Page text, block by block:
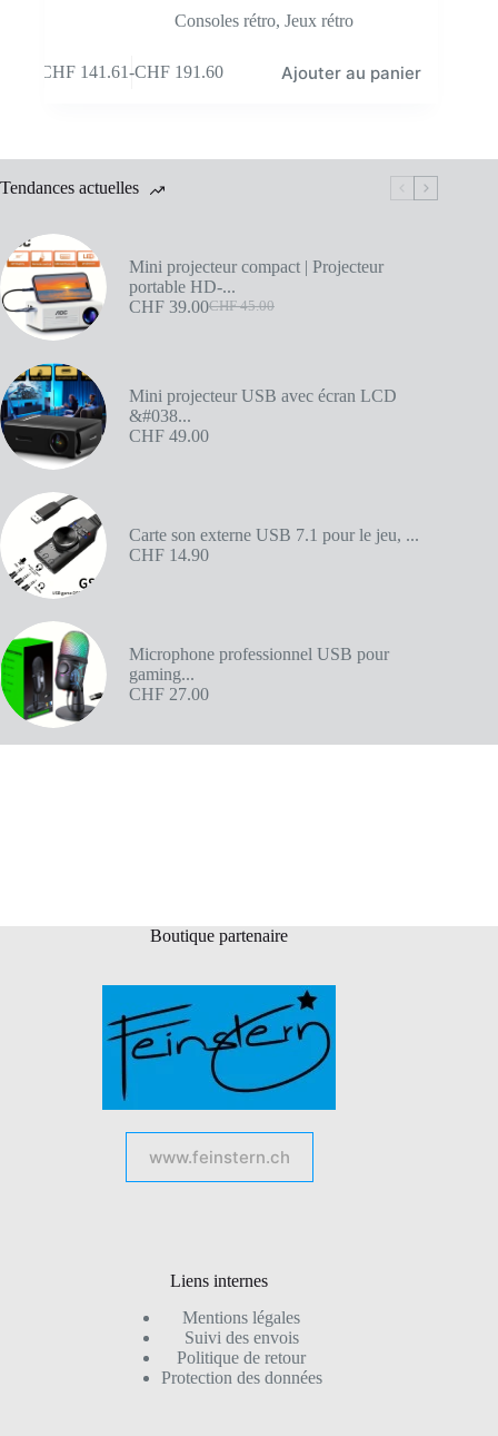
Consoles rétro, Jeux rétro
CHF 141.61-CHF 191.60 Ajouter au panier
Tendances actuelles
Mini projecteur compact | Projecteur
portable HD-...
CHF45.00
CHF 39.00
Mini projecteur USB avec écran LCD
&#038...
CHF 49.00
Carte son externe USB 7.1 pour le jeu, ...
CHF 14.90
Microphone professionnel USB pour
gaming...
CHF 27.00
Boutique partenaire
www.feinstern.ch
Liens internes
Mentions légales
Suivi des envois
Politique de retour
Protection des données